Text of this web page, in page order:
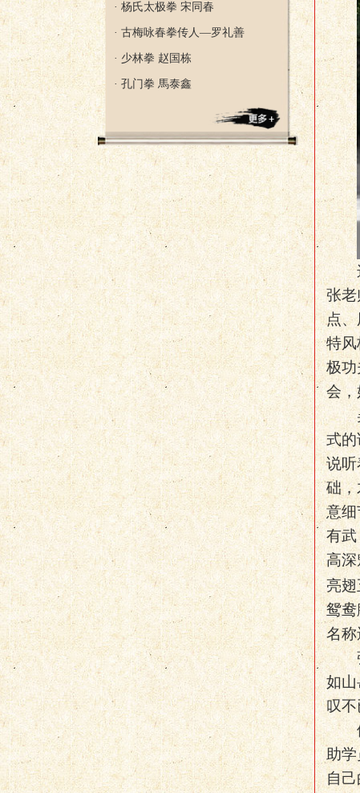
· 杨氏太极拳 宋同春
· 古梅咏春拳传人—罗礼善
· 少林拳 赵国栋
· 孔门拳 馬泰鑫
张
点
特
极
会，
式
说
础
意
有
高
亮
鸳
名
如
叹不
助
自